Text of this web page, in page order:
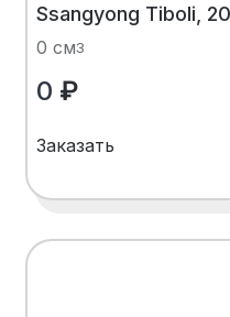
Ssangyong Tiboli,
0 см3
0 ₽
Заказать